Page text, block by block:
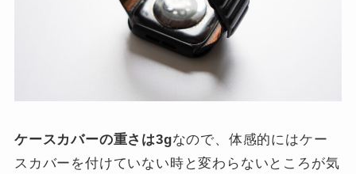
ケースカバーの重さは3gなので、体感的にはケー
スカバーを付けていない時と変わらないところが気